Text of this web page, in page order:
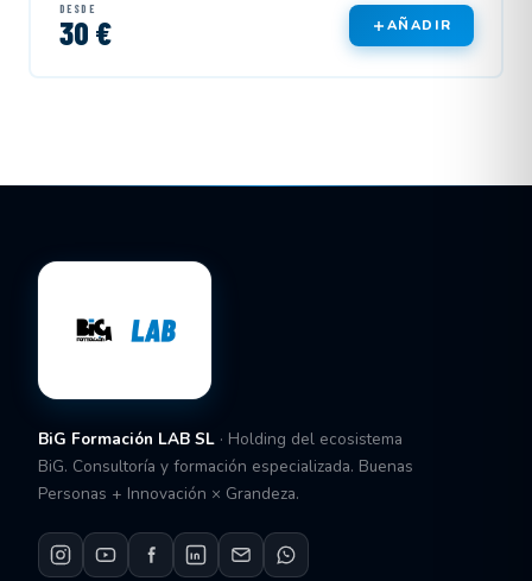
DESDE
30 € AÑADIR
BiG Formación LAB SL · Holding del ecosistema
BiG. Consultoría y formación especializada. Buenas
Personas + Innovación × Grandeza.